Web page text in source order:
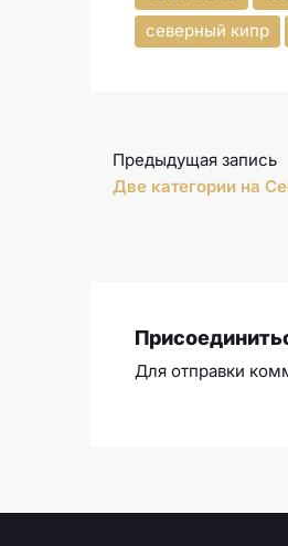
северный кипр
Предыдущая запись
Две категории на
Для отправки